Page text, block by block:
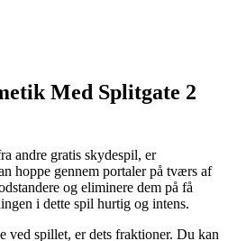
Med Splitgate 2
andre gratis skydespil, er
hoppe gennem portaler på tværs af
og eliminere dem på få
i dette spil hurtig og intens.
ved spillet, er dets fraktioner. Du kan